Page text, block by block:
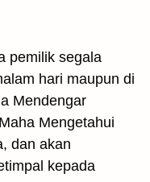
pemilik segala
hari maupun di
Mendengar
Mengetahui
dan akan
kepada